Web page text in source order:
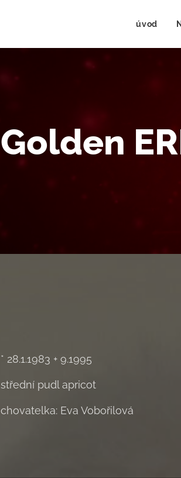
úvod
Golden
* 28.1.1983 + 9.1995
střední pudl apricot
chovatelka: Eva Vobořilová